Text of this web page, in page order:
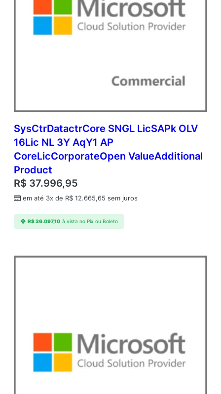
SysCtrDatactrCore SNGL LicSAPk OLV
16Lic NL 3Y AqY1 AP
CoreLicCorporateOpen ValueAdditional
Product
R$ 37.996,95
em até 3x de R$ 12.665,65 sem juros
R$36.097,10 à vista no Pix ou Boleto